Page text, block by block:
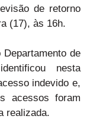
de retorno
(17), às 16h.
de
nesta
indevido e,
acessos foram
realizada.